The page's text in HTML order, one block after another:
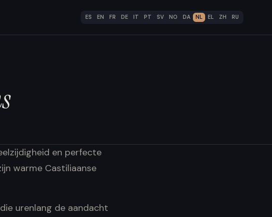
ES EN FR DE IT PT SV NO DA NL EL ZH RU
en perfecte
warme Castiliaanse
urenlang de aandacht